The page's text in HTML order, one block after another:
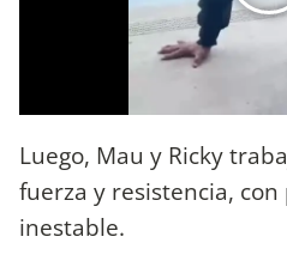
Luego, Mau y Ricky
fuerza y resistencia,
inestable.